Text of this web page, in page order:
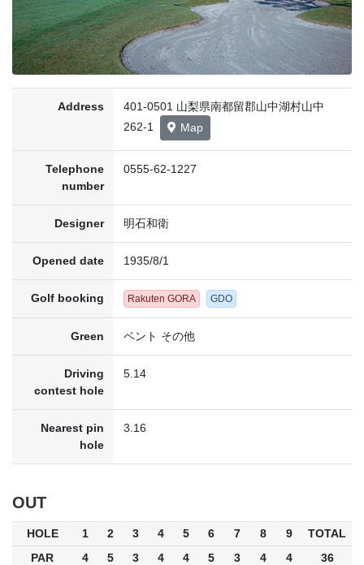
Address
401-0501 山梨県南都留郡山中湖村山中
262-1
Map
Telephone
number
0555-62-1227
Designer 明石和衛
Opened date 1935/8/1
Golf booking Rakuten GORA GDO
Green ベント その他
Driving
contest hole
5.14
Nearest pin
hole
3.16
OUT
HOLE 1 2 3 4 5 6 7 8 9
TOTAL
PAR
4 5 3 4 4 5 3 4 4 36